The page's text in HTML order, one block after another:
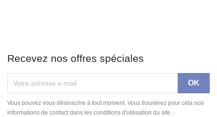
Recevez nos offres spéciales
Vous pouvez vous désinscrire à tout moment. Vous trouverez pour cela nos
informations de contact dans les conditions d'utilisation du site.